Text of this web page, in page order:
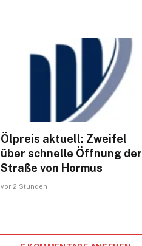
Ölpreis aktuell: Zweifel
über schnelle Öffnung der
Straße von Hormus
vor 2 Stunden